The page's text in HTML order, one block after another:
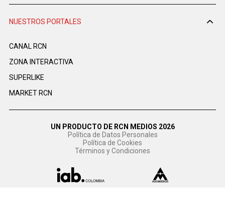
NUESTROS PORTALES
CANAL RCN
ZONA INTERACTIVA
SUPERLIKE
MARKET RCN
UN PRODUCTO DE RCN MEDIOS 2026
Política de Datos Personales
Política de Cookies
Términos y Condiciones